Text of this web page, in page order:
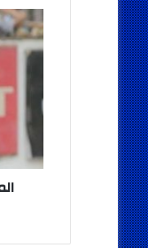
المقاصة
:
فى
ابوريدة
وثروت
لحل
ازمة
انطوى